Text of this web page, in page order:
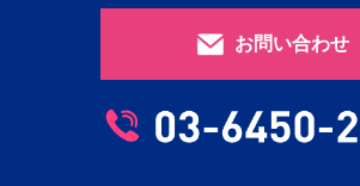
お問い合わせ